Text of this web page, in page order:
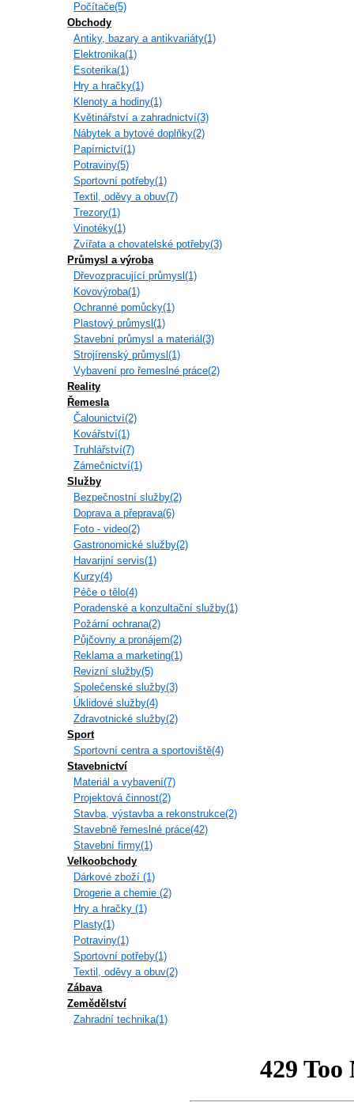
Počítače(5)
Obchody
Antiky, bazary a antikvariáty(1)
Elektronika(1)
Esoterika(1)
Hry a hračky(1)
Klenoty a hodiny(1)
Květinářství a zahradnictví(3)
Nábytek a bytové doplňky(2)
Papírnictví(1)
Potraviny(5)
Sportovní potřeby(1)
Textil, oděvy a obuv(7)
Trezory(1)
Vinotéky(1)
Zvířata a chovatelské potřeby(3)
Průmysl a výroba
Dřevozpracující průmysl(1)
Kovovýroba(1)
Ochranné pomůcky(1)
Plastový průmysl(1)
Stavební průmysl a materiál(3)
Strojírenský průmysl(1)
Vybavení pro řemeslné práce(2)
Reality
Řemesla
Čalounictví(2)
Kovářství(1)
Truhlářství(7)
Zámečnictví(1)
Služby
Bezpečnostní služby(2)
Doprava a přeprava(6)
Foto - video(2)
Gastronomické služby(2)
Havarijní servis(1)
Kurzy(4)
Péče o tělo(4)
Poradenské a konzultační služby(1)
Požární ochrana(2)
Půjčovny a pronájem(2)
Reklama a marketing(1)
Revizní služby(5)
Společenské služby(3)
Úklidové služby(4)
Zdravotnické služby(2)
Sport
Sportovní centra a sportoviště(4)
Stavebnictví
Materiál a vybavení(7)
Projektová činnost(2)
Stavba, výstavba a rekonstrukce(2)
Stavebně řemeslné práce(42)
Stavební firmy(1)
Velkoobchody
Dárkové zboží (1)
Drogerie a chemie (2)
Hry a hračky (1)
Plasty(1)
Potraviny(1)
Sportovní potřeby(1)
Textil, oděvy a obuv(2)
Zábava
Zemědělství
Zahradní technika(1)